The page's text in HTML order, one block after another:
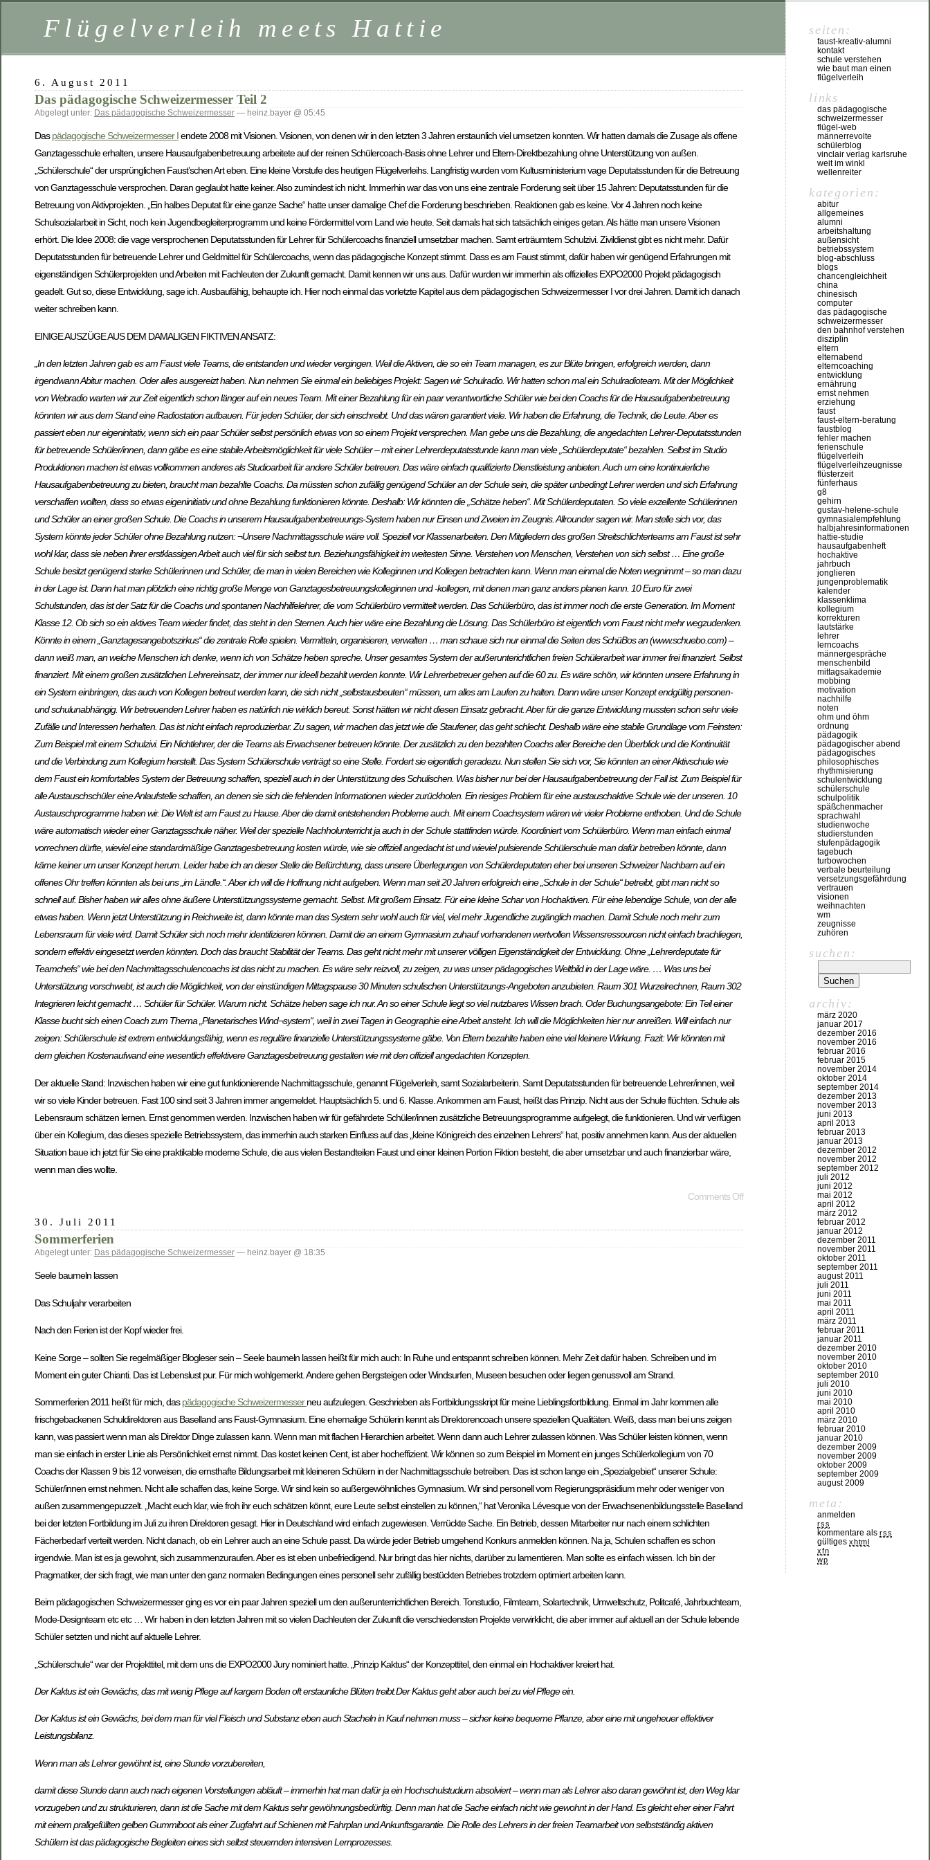
Flügelverleih meets Hattie
6. August 2011
Das pädagogische Schweizermesser Teil 2
Abgelegt unter: Das pädagogische Schweizermesser — heinz.bayer @ 05:45
Daspädagogische Schweizermesser Iendete 2008 mit Visionen. Visionen, von denen wir in den letzten 3 Jahren erstaunlich viel umsetzen konnten. Wir hatten damals die Zusage als offene
Ganztagesschule erhalten, unsere Hausaufgabenbetreuung arbeitete auf der reinen Schülercoach-Basis ohne Lehrer und Eltern-Direktbezahlung ohne Unterstützung von außen.
„Schülerschule“ der ursprünglichen Faust’schen Art eben. Eine kleine Vorstufe des heutigen Flügelverleihs. Langfristig wurden vom Kultusministerium vage Deputatsstunden für die Betreuung
von Ganztagesschule versprochen. Daran geglaubt hatte keiner. Also zumindest ich nicht. Immerhin war das von uns eine zentrale Forderung seit über 15 Jahren: Deputatsstunden für die
Betreuung von Aktivprojekten. „Ein halbes Deputat für eine ganze Sache“ hatte unser damalige Chef die Forderung beschrieben. Reaktionen gab es keine. Vor 4 Jahren noch keine
Schulsozialarbeit in Sicht, noch kein Jugendbegleiterprogramm und keine Fördermittel vom Land wie heute. Seit damals hat sich tatsächlich einiges getan. Als hätte man unsere Visionen
erhört. Die Idee 2008: die vage versprochenen Deputatsstunden für Lehrer für Schülercoachs finanziell umsetzbar machen. Samt erträumtem Schulzivi. Zivildienst gibt es nicht mehr. Dafür
Deputatsstunden für betreuende Lehrer und Geldmittel für Schülercoachs, wenn das pädagogische Konzept stimmt. Dass es am Faust stimmt, dafür haben wir genügend Erfahrungen mit
eigenständigen Schülerprojekten und Arbeiten mit Fachleuten der Zukunft gemacht. Damit kennen wir uns aus. Dafür wurden wir immerhin als offizielles EXPO2000 Projekt pädagogisch
geadelt. Gut so, diese Entwicklung, sage ich. Ausbaufähig, behaupte ich. Hier noch einmal das vorletzte Kapitel aus dem pädagogischen Schweizermesser I vor drei Jahren. Damit ich danach
weiter schreiben kann.
EINIGE AUSZÜGE AUS DEM DAMALIGEN FIKTIVEN ANSATZ:
„In den letzten Jahren gab es am Faust viele Teams, die entstanden und wieder vergingen. Weil die Aktiven, die so ein Team managen, es zur Blüte bringen, erfolgreich werden, dann
irgendwann Abitur machen. Oder alles ausgereizt haben. Nun nehmen Sie einmal ein beliebiges Projekt: Sagen wir Schulradio. Wir hatten schon mal ein Schulradioteam. Mit der Möglichkeit
von Webradio warten wir zur Zeit eigentlich schon länger auf ein neues Team. Mit einer Bezahlung für ein paar verantwortliche Schüler wie bei den Coachs für die Hausaufgabenbetreuung
könnten wir aus dem Stand eine Radiostation aufbauen. Für jeden Schüler, der sich einschreibt. Und das wären garantiert viele. Wir haben die Erfahrung, die Technik, die Leute. Aber es
passiert eben nur eigeninitativ, wenn sich ein paar Schüler selbst persönlich etwas von so einem Projekt versprechen. Man gebe uns die Bezahlung, die angedachten Lehrer-Deputatsstunden
für betreuende Schüler/innen, dann gäbe es eine stabile Arbeitsmöglichkeit für viele Schüler – mit einer Lehrerdeputatsstunde kann man viele „Schülerdeputate“ bezahlen. Selbst im Studio
Produktionen machen ist etwas vollkommen anderes als Studioarbeit für andere Schüler betreuen. Das wäre einfach qualifizierte Dienstleistung anbieten. Auch um eine kontinuierliche
Hausaufgabenbetreuung zu bieten, braucht man bezahlte Coachs. Da müssten schon zufällig genügend Schüler an der Schule sein, die später unbedingt Lehrer werden und sich Erfahrung
verschaffen wollten, dass so etwas eigeninitiativ und ohne Bezahlung funktionieren könnte. Deshalb: Wir könnten die „Schätze heben“. Mit Schülerdeputaten. So viele exzellente Schülerinnen
und Schüler an einer großen Schule. Die Coachs in unserem Hausaufgabenbetreuungs-System haben nur Einsen und Zweien im Zeugnis. Allrounder sagen wir. Man stelle sich vor, das
System könnte jeder Schüler ohne Bezahlung nutzen: ¬Unsere Nachmittagsschule wäre voll. Speziell vor Klassenarbeiten. Den Mitgliedern des großen Streitschlichterteams am Faust ist sehr
wohl klar, dass sie neben ihrer erstklassigen Arbeit auch viel für sich selbst tun. Beziehungsfähigkeit im weitesten Sinne. Verstehen von Menschen, Verstehen von sich selbst … Eine große
Schule besitzt genügend starke Schülerinnen und Schüler, die man in vielen Bereichen wie Kolleginnen und Kollegen betrachten kann. Wenn man einmal die Noten wegnimmt – so man dazu
in der Lage ist. Dann hat man plötzlich eine richtig große Menge von Ganztagesbetreuungskolleginnen und -kollegen, mit denen man ganz anders planen kann. 10 Euro für zwei
Schulstunden, das ist der Satz für die Coachs und spontanen Nachhilfelehrer, die vom Schülerbüro vermittelt werden. Das Schülerbüro, das ist immer noch die erste Generation. Im Moment
Klasse 12. Ob sich so ein aktives Team wieder findet, das steht in den Sternen. Auch hier wäre eine Bezahlung die Lösung. Das Schülerbüro ist eigentlich vom Faust nicht mehr wegzudenken.
Könnte in einem „Ganztagesangebotszirkus“ die zentrale Rolle spielen. Vermitteln, organisieren, verwalten … man schaue sich nur einmal die Seiten des SchüBos an (www.schuebo.com) –
dann weiß man, an welche Menschen ich denke, wenn ich von Schätze heben spreche. Unser gesamtes System der außerunterichtlichen freien Schülerarbeit war immer frei finanziert. Selbst
finanziert. Mit einem großen zusätzlichen Lehrereinsatz, der immer nur ideell bezahlt werden konnte. Wir Lehrerbetreuer gehen auf die 60 zu. Es wäre schön, wir könnten unsere Erfahrung in
ein System einbringen, das auch von Kollegen betreut werden kann, die sich nicht „selbstausbeuten“ müssen, um alles am Laufen zu halten. Dann wäre unser Konzept endgültig personen-
und schulunabhängig. Wir betreuenden Lehrer haben es natürlich nie wirklich bereut. Sonst hätten wir nicht diesen Einsatz gebracht. Aber für die ganze Entwicklung mussten schon sehr viele
Zufälle und Interessen herhalten. Das ist nicht einfach reproduzierbar. Zu sagen, wir machen das jetzt wie die Staufener, das geht schlecht. Deshalb wäre eine stabile Grundlage vom Feinsten:
Zum Beispiel mit einem Schulzivi. Ein Nichtlehrer, der die Teams als Erwachsener betreuen könnte. Der zusätzlich zu den bezahlten Coachs aller Bereiche den Überblick und die Kontinuität
und die Verbindung zum Kollegium herstellt. Das System Schülerschule verträgt so eine Stelle. Fordert sie eigentlich geradezu. Nun stellen Sie sich vor, Sie könnten an einer Aktivschule wie
dem Faust ein komfortables System der Betreuung schaffen, speziell auch in der Unterstützung des Schulischen. Was bisher nur bei der Hausaufgabenbetreuung der Fall ist. Zum Beispiel für
alle Austauschschüler eine Anlaufstelle schaffen, an denen sie sich die fehlenden Informationen wieder zurückholen. Ein riesiges Problem für eine austauschaktive Schule wie der unseren. 10
Austauschprogramme haben wir. Die Welt ist am Faust zu Hause. Aber die damit entstehenden Probleme auch. Mit einem Coachsystem wären wir vieler Probleme enthoben. Und die Schule
wäre automatisch wieder einer Ganztagsschule näher. Weil der spezielle Nachholunterricht ja auch in der Schule stattfinden würde. Koordiniert vom Schülerbüro. Wenn man einfach einmal
vorrechnen dürfte, wieviel eine standardmäßige Ganztagesbetreuung kosten würde, wie sie offiziell angedacht ist und wieviel pulsierende Schülerschule man dafür betreiben könnte, dann
käme keiner um unser Konzept herum. Leider habe ich an dieser Stelle die Befürchtung, dass unsere Überlegungen von Schülerdeputaten eher bei unseren Schweizer Nachbarn auf ein
offenes Ohr treffen könnten als bei uns „im Ländle.“. Aber ich will die Hoffnung nicht aufgeben. Wenn man seit 20 Jahren erfolgreich eine „Schule in der Schule“ betreibt, gibt man nicht so
schnell auf. Bisher haben wir alles ohne äußere Unterstützungssysteme gemacht. Selbst. Mit großem Einsatz. Für eine kleine Schar von Hochaktiven. Für eine lebendige Schule, von der alle
etwas haben. Wenn jetzt Unterstützung in Reichweite ist, dann könnte man das System sehr wohl auch für viel, viel mehr Jugendliche zugänglich machen. Damit Schule noch mehr zum
Lebensraum für viele wird. Damit Schüler sich noch mehr identifizieren können. Damit die an einem Gymnasium zuhauf vorhandenen wertvollen Wissensressourcen nicht einfach brachliegen,
sondern effektiv eingesetzt werden könnten. Doch das braucht Stabilität der Teams. Das geht nicht mehr mit unserer völligen Eigenständigkeit der Entwicklung. Ohne „Lehrerdeputate für
Teamchefs“ wie bei den Nachmittagsschulencoachs ist das nicht zu machen. Es wäre sehr reizvoll, zu zeigen, zu was unser pädagogisches Weltbild in der Lage wäre. … Was uns bei
Unterstützung vorschwebt, ist auch die Möglichkeit, von der einstündigen Mittagspause 30 Minuten schulischen Unterstützungs-Angeboten anzubieten. Raum 301 Wurzelrechnen, Raum 302
Integrieren leicht gemacht … Schüler für Schüler. Warum nicht. Schätze heben sage ich nur. An so einer Schule liegt so viel nutzbares Wissen brach. Oder Buchungsangebote: Ein Teil einer
Klasse bucht sich einen Coach zum Thema „Planetarisches Wind¬system“, weil in zwei Tagen in Geographie eine Arbeit ansteht. Ich will die Möglichkeiten hier nur anreißen. Will einfach nur
zeigen: Schülerschule ist extrem entwicklungsfähig, wenn es reguläre finanzielle Unterstützungssysteme gäbe. Von Eltern bezahlte haben eine viel kleinere Wirkung. Fazit: Wir könnten mit
dem gleichen Kostenaufwand eine wesentlich effektivere Ganztagesbetreuung gestalten wie mit den offiziell angedachten Konzepten.
Der aktuelle Stand: Inzwischen haben wir eine gut funktionierende Nachmittagsschule, genannt Flügelverleih, samt Sozialarbeiterin. Samt Deputatsstunden für betreuende Lehrer/innen, weil
wir so viele Kinder betreuen. Fast 100 sind seit 3 Jahren immer angemeldet. Hauptsächlich 5. und 6. Klasse. Ankommen am Faust, heißt das Prinzip. Nicht aus der Schule flüchten. Schule als
Lebensraum schätzen lernen. Ernst genommen werden. Inzwischen haben wir für gefährdete Schüler/innen zusätzliche Betreuungsprogramme aufgelegt, die funktionieren. Und wir verfügen
über ein Kollegium, das dieses spezielle Betriebssystem, das immerhin auch starken Einfluss auf das „kleine Königreich des einzelnen Lehrers“ hat, positiv annehmen kann. Aus der aktuellen
Situation baue ich jetzt für Sie eine praktikable moderne Schule, die aus vielen Bestandteilen Faust und einer kleinen Portion Fiktion besteht, die aber umsetzbar und auch finanzierbar wäre,
wenn man dies wollte.
Comments Off
30. Juli 2011
Sommerferien
Abgelegt unter: Das pädagogische Schweizermesser — heinz.bayer @ 18:35
Seele baumeln lassen
Das Schuljahr verarbeiten
Nach den Ferien ist der Kopf wieder frei.
Keine Sorge – sollten Sie regelmäßiger Blogleser sein – Seele baumeln lassen heißt für mich auch: In Ruhe und entspannt schreiben können. Mehr Zeit dafür haben. Schreiben und im
Moment ein guter Chianti. Das ist Lebenslust pur. Für mich wohlgemerkt. Andere gehen Bergsteigen oder Windsurfen, Museen besuchen oder liegen genussvoll am Strand.
Sommerferien 2011 heißt für mich, daspädagogische Schweizermesserneu aufzulegen. Geschrieben als Fortbildungsskript für meine Lieblingsfortbildung. Einmal im Jahr kommen alle
frischgebackenen Schuldirektoren aus Baselland ans Faust-Gymnasium. Eine ehemalige Schülerin kennt als Direktorencoach unsere speziellen Qualitäten. Weiß, dass man bei uns zeigen
kann, was passiert wenn man als Direktor Dinge zulassen kann. Wenn man mit flachen Hierarchien arbeitet. Wenn dann auch Lehrer zulassen können. Was Schüler leisten können, wenn
man sie einfach in erster Linie als Persönlichkeit ernst nimmt. Das kostet keinen Cent, ist aber hocheffizient. Wir können so zum Beispiel im Moment ein junges Schülerkollegium von 70
Coachs der Klassen 9 bis 12 vorweisen, die ernsthafte Bildungsarbeit mit kleineren Schülern in der Nachmittagsschule betreiben. Das ist schon lange ein „Spezialgebiet“ unserer Schule:
Schüler/innen ernst nehmen. Nicht alle schaffen das, keine Sorge. Wir sind kein so außergewöhnliches Gymnasium. Wir sind personell vom Regierungspräsidium mehr oder weniger von
außen zusammengepuzzelt. „Macht euch klar, wie froh ihr euch schätzen könnt, eure Leute selbst einstellen zu können,“ hat Veronika Lévesque von der Erwachsenenbildungsstelle Baselland
bei der letzten Fortbildung im Juli zu ihren Direktoren gesagt. Hier in Deutschland wird einfach zugewiesen. Verrückte Sache. Ein Betrieb, dessen Mitarbeiter nur nach einem schlichten
Fächerbedarf verteilt werden. Nicht danach, ob ein Lehrer auch an eine Schule passt. Da würde jeder Betrieb umgehend Konkurs anmelden können. Na ja, Schulen schaffen es schon
irgendwie. Man ist es ja gewohnt, sich zusammenzuraufen. Aber es ist eben unbefriedigend. Nur bringt das hier nichts, darüber zu lamentieren. Man sollte es einfach wissen. Ich bin der
Pragmatiker, der sich fragt, wie man unter den ganz normalen Bedingungen eines personell sehr zufällig bestückten Betriebes trotzdem optimiert arbeiten kann.
Beim pädagogischen Schweizermesser ging es vor ein paar Jahren speziell um den außerunterrichtlichen Bereich. Tonstudio, Filmteam, Solartechnik, Umweltschutz, Politcafé, Jahrbuchteam,
Mode-Designteam etc etc … Wir haben in den letzten Jahren mit so vielen Dachleuten der Zukunft die verschiedensten Projekte verwirklicht, die aber immer auf aktuell an der Schule lebende
Schüler setzten und nicht auf aktuelle Lehrer.
„Schülerschule“ war der Projekttitel, mit dem uns die EXPO2000 Jury nominiert hatte. „Prinzip Kaktus“ der Konzepttitel, den einmal ein Hochaktiver kreiert hat.
Der Kaktus ist ein Gewächs, das mit wenig Pflege auf kargem Boden oft erstaunliche Blüten treibt.Der Kaktus geht aber auch bei zu viel Pflege ein.
Der Kaktus ist ein Gewächs, bei dem man für viel Fleisch und Substanz eben auch Stacheln in Kauf nehmen muss – sicher keine bequeme Pflanze, aber eine mit ungeheuer effektiver
Leistungsbilanz.
Wenn man als Lehrer gewöhnt ist, eine Stunde vorzubereiten,
damit diese Stunde dann auch nach eigenen Vorstellungen abläuft – immerhin hat man dafür ja ein Hochschulstudium absolviert – wenn man als Lehrer also daran gewöhnt ist, den Weg klar
vorzugeben und zu strukturieren, dann ist die Sache mit dem Kaktus sehr gewöhnungsbedürftig. Denn man hat die Sache einfach nicht wie gewohnt in der Hand. Es gleicht eher einer Fahrt
mit einem prallgefüllten gelben Gummiboot als einer Zugfahrt auf Schienen mit Fahrplan und Ankunftsgarantie. Die Rolle des Lehrers in der freien Teamarbeit von selbstständig aktiven
Schülern ist das pädagogische Begleiten eines sich selbst steuernden intensiven Lernprozesses.
seiten:
faust-kreativ-alumni
kontakt
schule verstehen
wie baut man einen
flügelverleih
links
das pädagogische
schweizermesser
flügel-web
männerrevolte
schülerblog
vinclair verlag karlsruhe
weit im winkl
wellenreiter
kategorien:
abitur
allgemeines
alumni
arbeitshaltung
außensicht
betriebssystem
blog-abschluss
blogs
chancengleichheit
china
chinesisch
computer
das pädagogische
schweizermesser
den bahnhof verstehen
disziplin
eltern
elternabend
elterncoaching
entwicklung
ernährung
ernst nehmen
erziehung
faust
faust-eltern-beratung
faustblog
fehler machen
ferienschule
flügelverleih
flügelverleihzeugnisse
flüsterzeit
fünferhaus
g8
gehirn
gustav-helene-schule
gymnasialempfehlung
halbjahresinformationen
hattie-studie
hausaufgabenheft
hochaktive
jahrbuch
jonglieren
jungenproblematik
kalender
klassenklima
kollegium
korrekturen
lautstärke
lehrer
lerncoachs
männergespräche
menschenbild
mittagsakademie
mobbing
motivation
nachhilfe
noten
ohm und öhm
ordnung
pädagogik
pädagogischer abend
pädagogisches
philosophisches
rhythmisierung
schulentwicklung
schülerschule
schulpolitik
späßchenmacher
sprachwahl
studienwoche
studierstunden
stufenpädagogik
tagebuch
turbowochen
verbale beurteilung
versetzungsgefährdung
vertrauen
visionen
weihnachten
wm
zeugnisse
zuhören
suchen:
archiv:
märz 2020
januar 2017
dezember 2016
november 2016
februar 2016
februar 2015
november 2014
oktober 2014
september 2014
dezember 2013
november 2013
juni 2013
april 2013
februar 2013
januar 2013
dezember 2012
november 2012
september 2012
juli 2012
juni 2012
mai 2012
april 2012
märz 2012
februar 2012
januar 2012
dezember 2011
november 2011
oktober 2011
september 2011
august 2011
juli 2011
juni 2011
mai 2011
april 2011
märz 2011
februar 2011
januar 2011
dezember 2010
november 2010
oktober 2010
september 2010
juli 2010
juni 2010
mai 2010
april 2010
märz 2010
februar 2010
januar 2010
dezember 2009
november 2009
oktober 2009
september 2009
august 2009
meta:
anmelden
rss
kommentare als rss
gültiges xhtml
xfn
wp